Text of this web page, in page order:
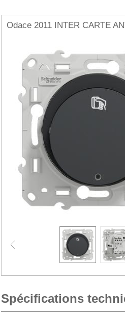
Odace 2011 INTER CARTE
Spécifications